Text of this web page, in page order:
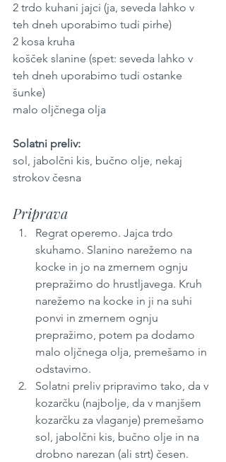
2 trdo kuhani jajci (ja, seveda lahko v
teh dneh uporabimo tudi pirhe)
2 kosa kruha
košček slanine (spet: seveda lahko v
teh dneh uporabimo tudi ostanke
šunke)
malo oljčnega olja
Solatni preliv:
sol, jabolčni kis, bučno olje, nekaj
strokov česna
Priprava
Regrat operemo. Jajca trdo
skuhamo. Slanino narežemo na
kocke in jo na zmernem ognju
prepražimo do hrustljavega. Kruh
narežemo na kocke in ji na suhi
ponvi in zmernem ognju
prepražimo, potem pa dodamo
malo oljčnega olja, premešamo in
odstavimo.
Solatni preliv pripravimo tako, da v
kozarčku (najbolje, da v manjšem
kozarčku za vlaganje) premešamo
sol, jabolčni kis, bučno olje in na
drobno narezan (ali strt) česen.